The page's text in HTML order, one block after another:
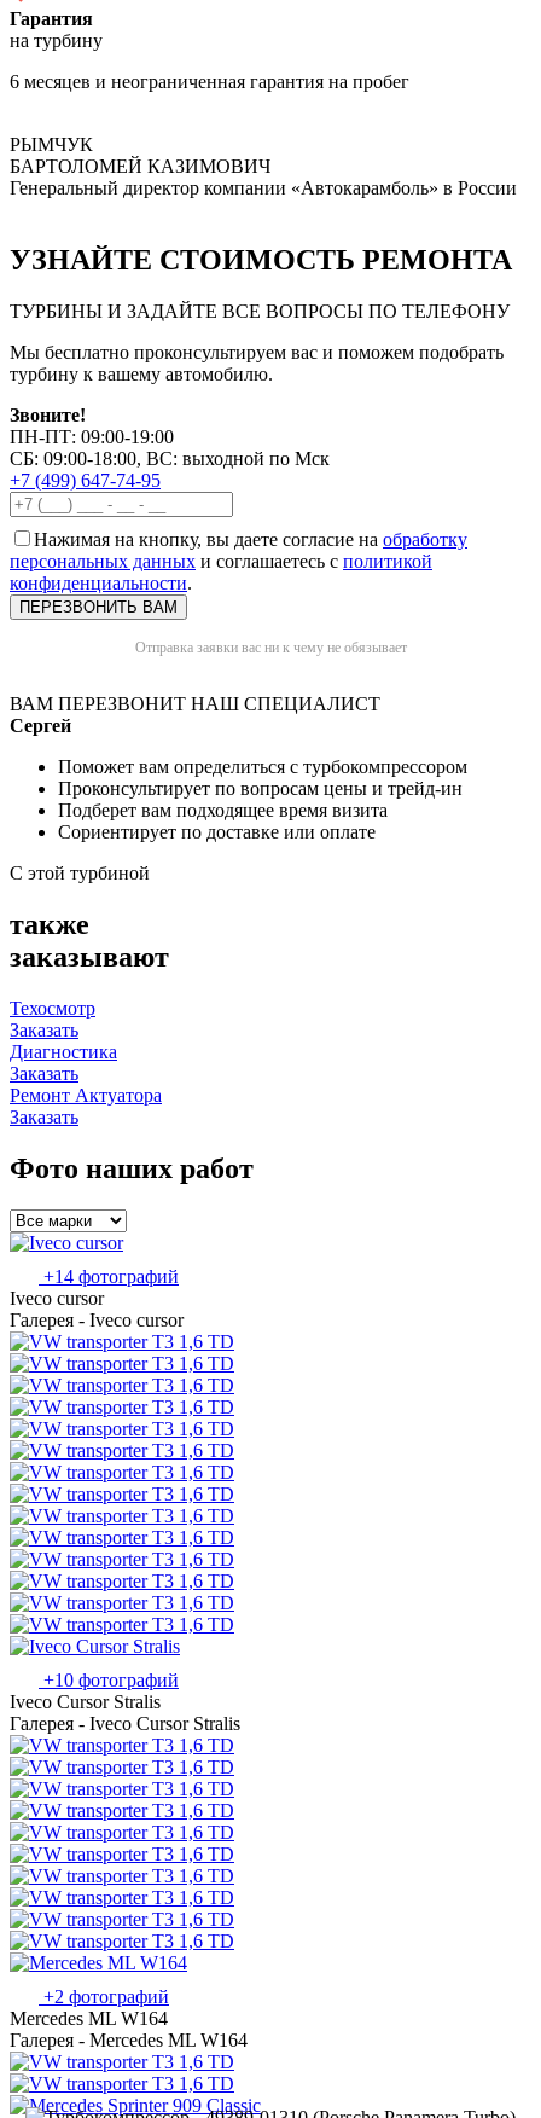
Гарантия
на турбину
6 месяцев и неограниченная гарантия на пробег
РЫМЧУК
БАРТОЛОМЕЙ КАЗИМОВИЧ
Генеральный директор компании «Автокарамболь» в России
УЗНАЙТЕ СТОИМОСТЬ РЕМОНТА
ТУРБИНЫ И ЗАДАЙТЕ ВСЕ ВОПРОСЫ ПО ТЕЛЕФОНУ
Мы бесплатно проконсультируем вас и поможем подобрать
турбину к вашему автомобилю.
Звоните!
ПН-ПТ: 09:00-19:00
СБ: 09:00-18:00, ВС: выходной по Мск
+7 (499) 647-74-95
Нажимая на кнопку, вы даете согласие на обработку
персональных данных и соглашаетесь с политикой
конфиденциальности.
Отправка заявки вас ни к чему не обязывает
ВАМ ПЕРЕЗВОНИТ НАШ СПЕЦИАЛИСТ
Сергей
Поможет вам определиться с турбокомпрессором
Проконсультирует по вопросам цены и трейд-ин
Подберет вам подходящее время визита
Сориентирует по доставке или оплате
С этой турбиной
также
заказывают
Техосмотр
Заказать
Диагностика
Заказать
Ремонт Актуатора
Заказать
Фото наших работ
+14 фотографий
Iveco cursor
Галерея - Iveco cursor
+10 фотографий
Iveco Cursor Stralis
Галерея - Iveco Cursor Stralis
+2 фотографий
Mercedes ML W164
Галерея - Mercedes ML W164